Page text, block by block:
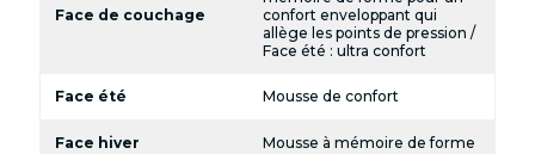
Face de couchage
confort enveloppant qui
allège les points de pression /
Face été : ultra confort
Face été Mousse de confort
Face hiver Mousse à mémoire de forme